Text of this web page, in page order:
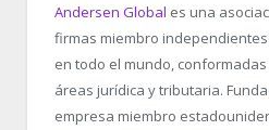
Andersen Global es una
firmas miembro
en todo el mundo,
áreas jurídica y tributaria.
empresa miembro